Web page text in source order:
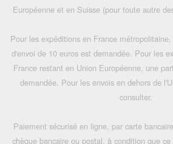
Européenne et en Suisse (pour toute autre
Pour les expéditions en France
d'envoi de 10 euros est demandée. Pour les
France restant en Union Européenne, une
demandée. Pour les envois en dehors de
consulter.
Paiement sécurisé en ligne, par carte
chèque bancaire ou postal, à condition que